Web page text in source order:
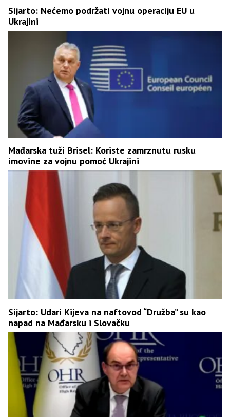
Sijarto: Nećemo podržati vojnu operaciju EU u
Ukrajini
Mađarska tuži Brisel: Koriste zamrznutu rusku
imovine za vojnu pomoć Ukrajini
Sijarto: Udari Kijeva na naftovod “Družba” su kao
napad na Mađarsku i Slovačku